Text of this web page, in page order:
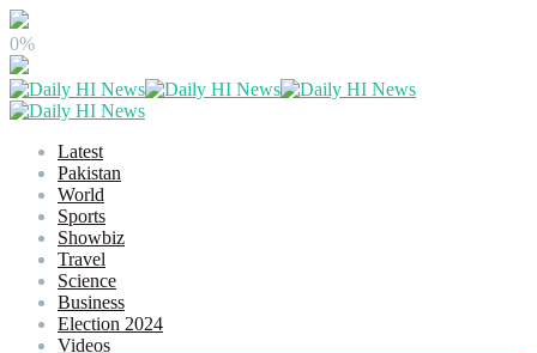
0%
Latest
Pakistan
World
Sports
Showbiz
Travel
Science
Business
Election 2024
Videos